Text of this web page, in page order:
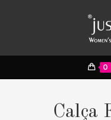
0
Calça